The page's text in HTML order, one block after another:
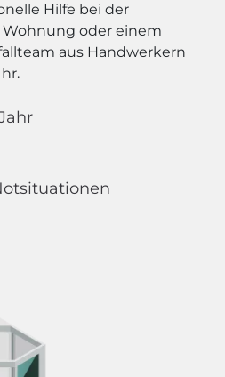
Hilfe bei der
oder einem
aus Handwerkern